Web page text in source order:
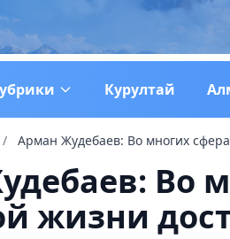
Курултай
/ Арман Жудебаев: Во многих
Во
жизни